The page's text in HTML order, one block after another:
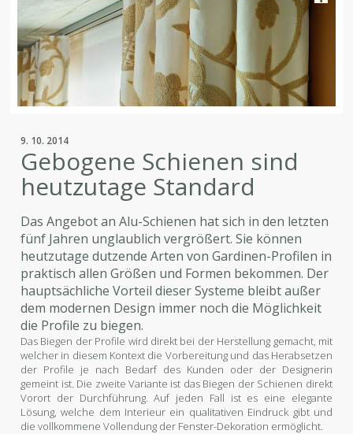
9. 10. 2014
Gebogene Schienen sind
heutzutage Standard
Das Angebot an Alu-Schienen hat sich in den letzten
fünf Jahren unglaublich vergrößert. Sie können
heutzutage dutzende Arten von Gardinen-Profilen in
praktisch allen Größen und Formen bekommen. Der
hauptsächliche Vorteil dieser Systeme bleibt außer
dem modernen Design immer noch die Möglichkeit
die Profile zu biegen.
Das Biegen der Profile wird direkt bei der Herstellung gemacht, mit
welcher in diesem Kontext die Vorbereitung und das Herabsetzen
der Profile je nach Bedarf des Kunden oder der Designerin
gemeint ist. Die zweite Variante ist das Biegen der Schienen direkt
Vorort der Durchführung. Auf jeden Fall ist es eine elegante
Lösung, welche dem Interieur ein qualitativen Eindruck gibt und
die vollkommene Vollendung der Fenster-Dekoration ermöglicht.